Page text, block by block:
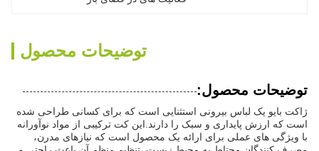
توضیحات محصول
توضیحات محصول:
ژاکت بایو یک لباس بیرونی استثنایی است که برای کسانی طراحی شده
است که ارزش پایداری و سبک را دارند.این کت ترکیبی از مواد نوآورانه
با ویژگی های عملی برای ارائه یک محصول است که نیازهای مدرن،